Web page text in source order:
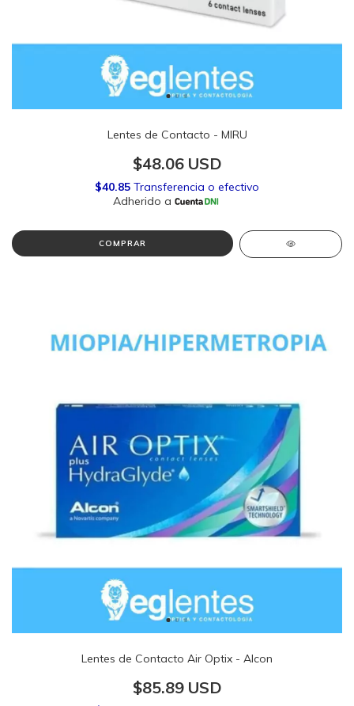
Lentes de Contacto - MIRU
$48.06 USD
COMPRAR
Lentes de Contacto Air Optix - Alcon
$85.89 USD